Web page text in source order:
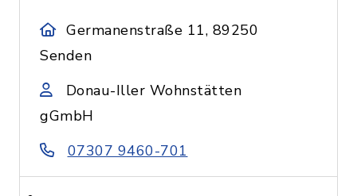
Germanenstraße 11, 89250
Senden
Donau-Iller Wohnstätten
gGmbH
07307 9460-701